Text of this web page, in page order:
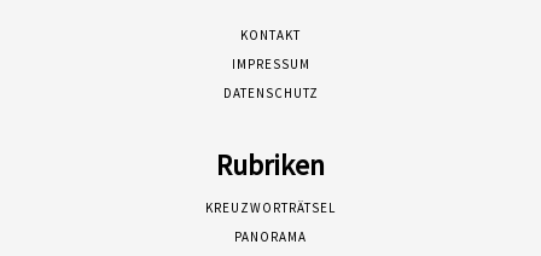
KONTAKT
IMPRESSUM
DATENSCHUTZ
Rubriken
KREUZWORTRÄTSEL
PANORAMA